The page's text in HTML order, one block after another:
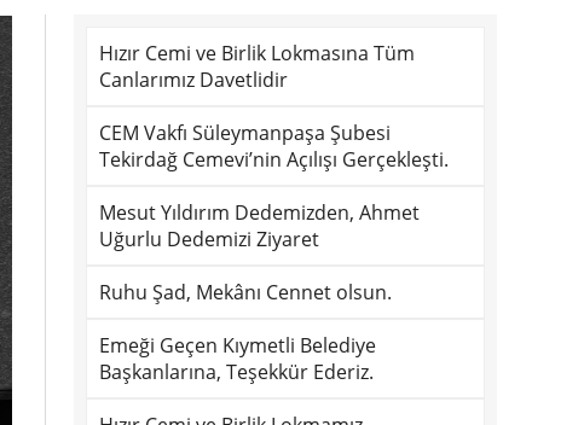
Hızır Cemi ve Birlik Lokmasına Tüm
Canlarımız Davetlidir
CEM Vakfı Süleymanpaşa Şubesi
Tekirdağ Cemevi’nin Açılışı Gerçekleşti.
Mesut Yıldırım Dedemizden, Ahmet
Uğurlu Dedemizi Ziyaret
Ruhu Şad, Mekânı Cennet olsun.
Emeği Geçen Kıymetli Belediye
Başkanlarına, Teşekkür Ederiz.